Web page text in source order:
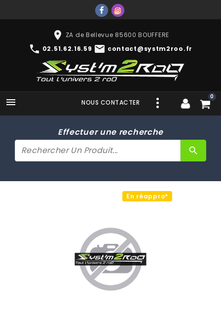
place ZA de Bellevue 85600 BOUFFERE
phone 02.51.62.16.59 mail contact@systm2roo.fr
 0
NOUS CONTACTER
Effectuer une recherche
search
En réappro*